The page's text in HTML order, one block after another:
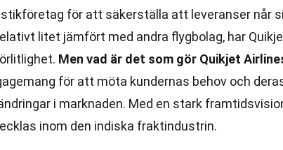
för att säkerställa att leveranser når
litet jämfört med andra flygbolag, har
Men vad är det som gör Quikjet
för att möta kundernas behov och
i marknaden. Med en stark
inom den indiska fraktindustrin.